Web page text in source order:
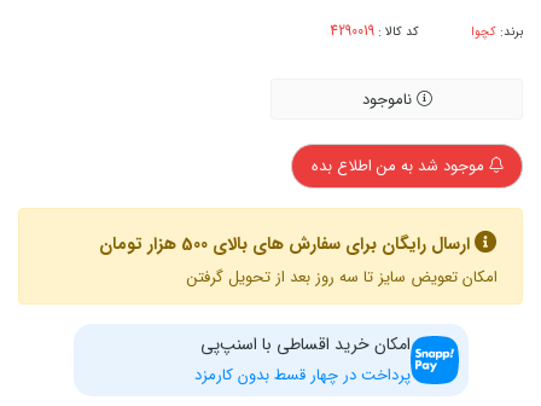
برند: کچوا کد کالا :
ناموجود
موجود شد به من اطلاع بده
ارسال رایگان برای سفارش های بالای 500 هزار تومان
امکان تعویض سایز تا سه روز بعد از تحویل گرفتن
امکان خرید اقساطی با اسنپ‌پی
پرداخت در چهار قسط بدون کارمزد